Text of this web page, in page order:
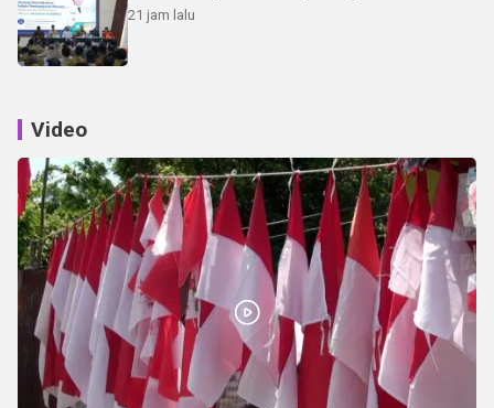
21 jam lalu
Video